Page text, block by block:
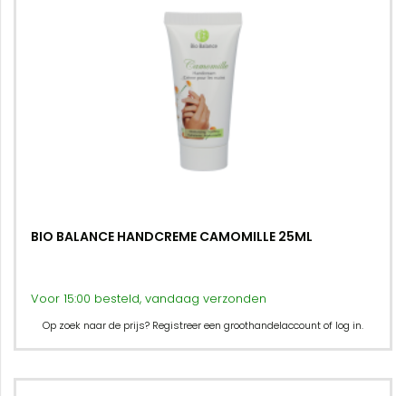
BIO BALANCE HANDCREME CAMOMILLE 25ML
Voor 15:00 besteld, vandaag verzonden
Op zoek naar de prijs? Registreer een groothandelaccount of log in.